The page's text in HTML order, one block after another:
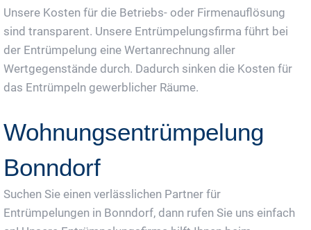
Unsere Kosten für die Betriebs- oder Firmenauflösung
sind transparent. Unsere Entrümpelungsfirma führt bei
der Entrümpelung eine Wertanrechnung aller
Wertgegenstände durch. Dadurch sinken die Kosten für
das Entrümpeln gewerblicher Räume.
Wohnungsentrümpelung
Bonndorf
Suchen Sie einen verlässlichen Partner für
Entrümpelungen in Bonndorf, dann rufen Sie uns einfach